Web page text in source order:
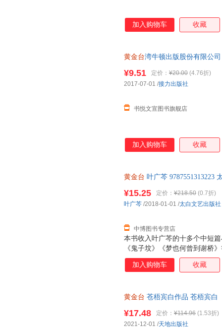
加入购物车 收藏
黄金台湾牛顿出版股份有限公
¥9.51 定价： ¥20.00 (4.76折)
书悦文宣图书旗舰店
2017-07-01 /接力出版社
加入购物车 收藏
黄金台 叶广芩 9787551313223
本书收入叶广芩的十多个中短
《鬼子坟》《梦也何曾到谢桥
《长虫二颤》《黑鱼千岁》等
既有老北京风味讲述，又有作
的生活致敬。作者对笔下人物
¥15.25 定价： ¥218.50 (0.7折)
中博图书专营店
叶广芩 /2018-01-01 /太白文艺出版社
加入购物车 收藏
黄金台 苍梧宾白作品 苍梧宾白
¥17.48 定价： ¥114.96 (1.53折)
2021-12-01 /天地出版社